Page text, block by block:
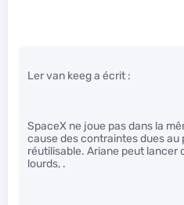
Ler van keeg a écrit :
SpaceX ne joue pas dans la
cause des contraintes dues au
réutilisable. Ariane peut lancer
lourds, .